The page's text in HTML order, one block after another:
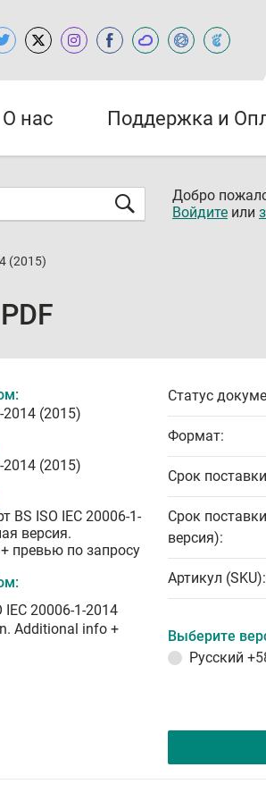
О нас Поддержка и
Добро
Войдите или
(2015)
2014 (2015)
2014 (2015)
BS ISO IEC 20006-1-
версия.
превью по запросу
IEC 20006-1-2014
Additional info +
Статус
Формат:
Срок
Срок
версия):
Артикул (SKU):
Выберите
Русский